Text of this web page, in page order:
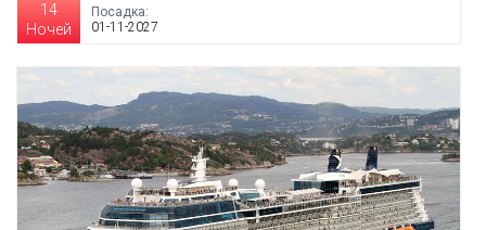
14
Ночей
Посадка:
01-11-2027